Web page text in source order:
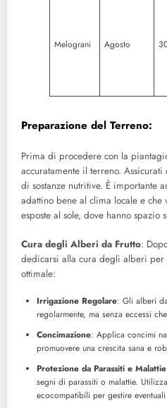
Melograni Agosto
Preparazione del Terreno:
Prima di procedere con la
accuratamente il terreno.
di sostanze nutritive. È importante
adattino bene al clima locale e che
esposte al sole, dove hanno spazio
Cura degli Alberi da Frutto:
dedicarsi alla cura degli alberi per
ottimale:
Irrigazione Regolare: Gli alberi
regolarmente, ma senza eccessi
Concimazione: Applica concimi
promuovere una crescita sana e
Protezione da Parassiti e Malattie
segni di parassiti o malattie.
ecocompatibili per gestire